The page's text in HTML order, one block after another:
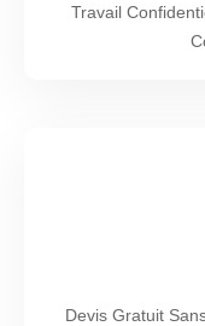
Travail
Devis Gratuit